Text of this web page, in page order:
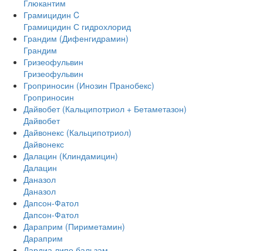
Глюкантим
Грамицидин C
Грамицидин С гидрохлорид
Грандим (Дифенгидрамин)
Грандим
Гризеофульвин
Гризеофульвин
Гроприносин (Инозин Пранобекс)
Гроприносин
Дайвобет (Кальципотриол + Бетаметазон)
Дайвобет
Дайвонекс (Кальципотриол)
Дайвонекс
Далацин (Клиндамицин)
Далацин
Даназол
Даназол
Дапсон-Фатол
Дапсон-Фатол
Дараприм (Пириметамин)
Дараприм